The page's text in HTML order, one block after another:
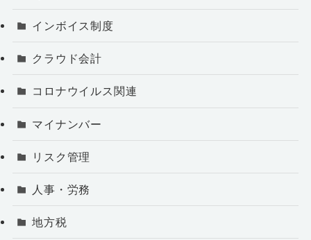
インボイス制度
クラウド会計
コロナウイルス関連
マイナンバー
リスク管理
人事・労務
地方税